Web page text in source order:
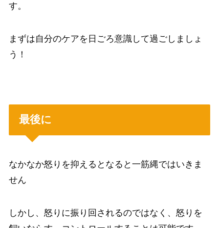
す。
まずは自分のケアを日ごろ意識して過ごしましょ
う！
最後に
なかなか怒りを抑えるとなると一筋縄ではいきま
せん
しかし、怒りに振り回されるのではなく、怒りを